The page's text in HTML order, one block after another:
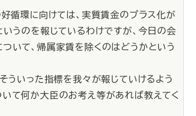
好循環に向けては、実質賃金のプラス化が
うのを報じているわけですが、今日の会
いて、帰属家賃を除くのはどうかという
ういった指標を我々が報じていけるよう
て何か大臣のお考え等があれば教えてく